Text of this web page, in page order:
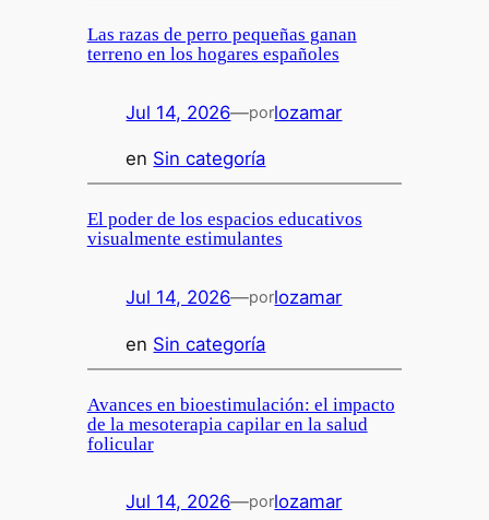
Las razas de perro pequeñas ganan
terreno en los hogares españoles
Jul 14, 2026—porlozamar
en Sin categoría
El poder de los espacios educativos
visualmente estimulantes
Jul 14, 2026—porlozamar
en Sin categoría
Avances en bioestimulación: el impacto
de la mesoterapia capilar en la salud
folicular
Jul 14, 2026—porlozamar